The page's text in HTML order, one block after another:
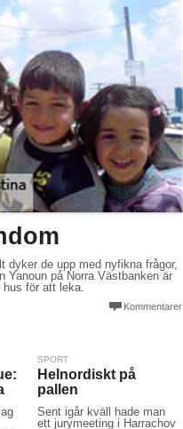
dyker de upp med nyfikna frågor,
Yanoun på Norra Västbanken är
hus för att leka.
Kommentarer
SPORT
Helnordiskt på
pallen
Sent igår kväll hade man
ett jurymeeting i Harrachov